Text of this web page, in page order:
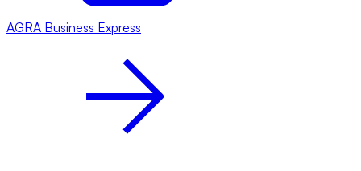
AGRA Business Express